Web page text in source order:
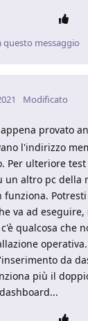
questo messaggio
Modificato
provato
l'indirizzo
Per ulteriore
un altro pc della
va ad
qualcosa che
operativa.
da
più il